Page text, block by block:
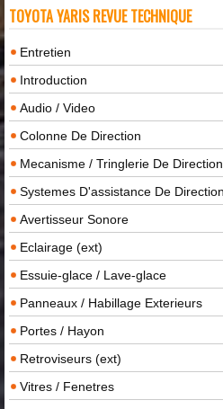
TOYOTA YARIS REVUE TECHNIQUE
Entretien
Introduction
Audio / Video
Colonne De Direction
Mecanisme / Tringlerie De Direction
Systemes D'assistance De Direction
Avertisseur Sonore
Eclairage (ext)
Essuie-glace / Lave-glace
Panneaux / Habillage Exterieurs
Portes / Hayon
Retroviseurs (ext)
Vitres / Fenetres